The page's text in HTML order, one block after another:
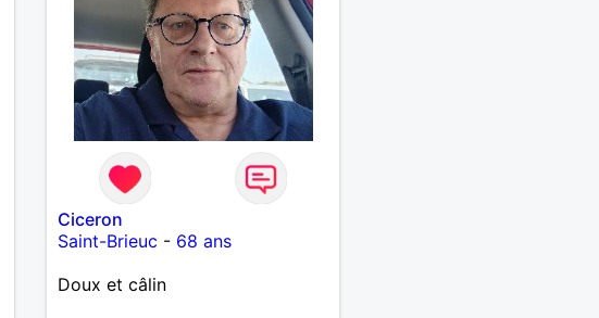
Ciceron
Saint-Brieuc - 68 ans
Doux et câlin